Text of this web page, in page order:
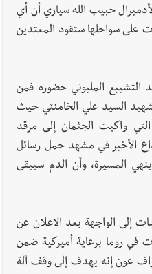
حبيب الله سياري أن أي
على سواحلها ستقود المعتدين
التشييع المليوني حضوره فمن
السيد علي الخامنئي حيث
واكبت الجثمان إلى مرقد
الأخير في مشهد حمل رسائل
المسيرة، وأن الدم سيبقى
إلى الواجهة بعد الاعلان عن
في روما برعاية أميركية ضمن
عون إنه يهدف إلى وقف آلة